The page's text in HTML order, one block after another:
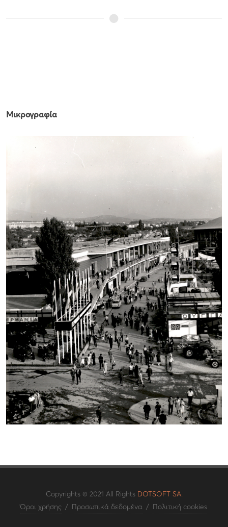
Μικρογραφία
Copyrights © 2021 All Rights DOTSOFT SA.
Όροι χρήσης / Προσωπικά δεδομένα / Πολιτική cookies